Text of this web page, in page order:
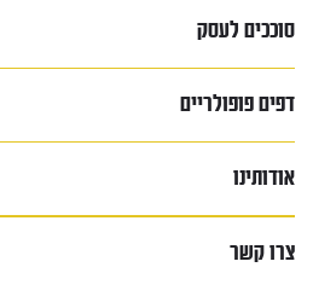
סוככים לעסק
דפים פופולריים
אודותינו
צרו קשר